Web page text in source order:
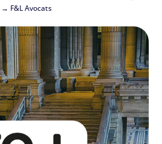
→ F&L Avocats